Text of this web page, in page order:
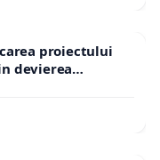
proiectului
devierea